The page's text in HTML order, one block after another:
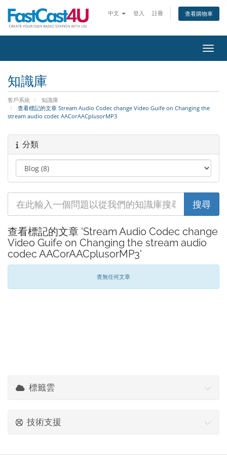
中文 登入 註冊 查看購物車
切換
知識庫
客戶系統
知識庫
查看標記的文章 Stream Audio Codec change Video Guife on Changing the
stream audio codec AACorAACplusorMP3
分類
查看標記的文章 'Stream Audio Codec change
Video Guife on Changing the stream audio
codec AACorAACplusorMP3'
查無任何文章
標籤雲
技術支援